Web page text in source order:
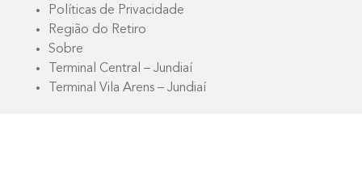
Políticas de Privacidade
Região do Retiro
Sobre
Terminal Central – Jundiaí
Terminal Vila Arens – Jundiaí